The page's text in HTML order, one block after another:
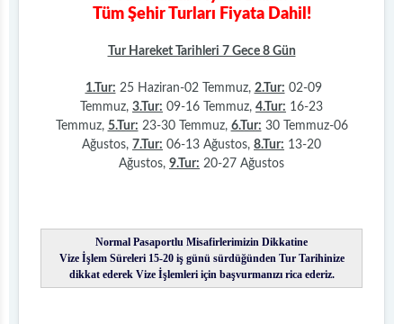
Tüm Şehir Turları Fiyata Dahil!
Tur Hareket Tarihleri 7 Gece 8 Gün
1.Tur: 25 Haziran-02 Temmuz, 2.Tur: 02-09
Temmuz, 3.Tur: 09-16 Temmuz, 4.Tur: 16-23
Temmuz, 5.Tur: 23-30 Temmuz, 6.Tur: 30 Temmuz-06
Ağustos, 7.Tur: 06-13 Ağustos, 8.Tur: 13-20
Ağustos, 9.Tur: 20-27 Ağustos
Normal Pasaportlu Misafirlerimizin Dikkatine
Vize İşlem Süreleri 15-20 iş günü sürdüğünden Tur Tarihinize
dikkat ederek Vize İşlemleri için başvurmanızı rica ederiz.